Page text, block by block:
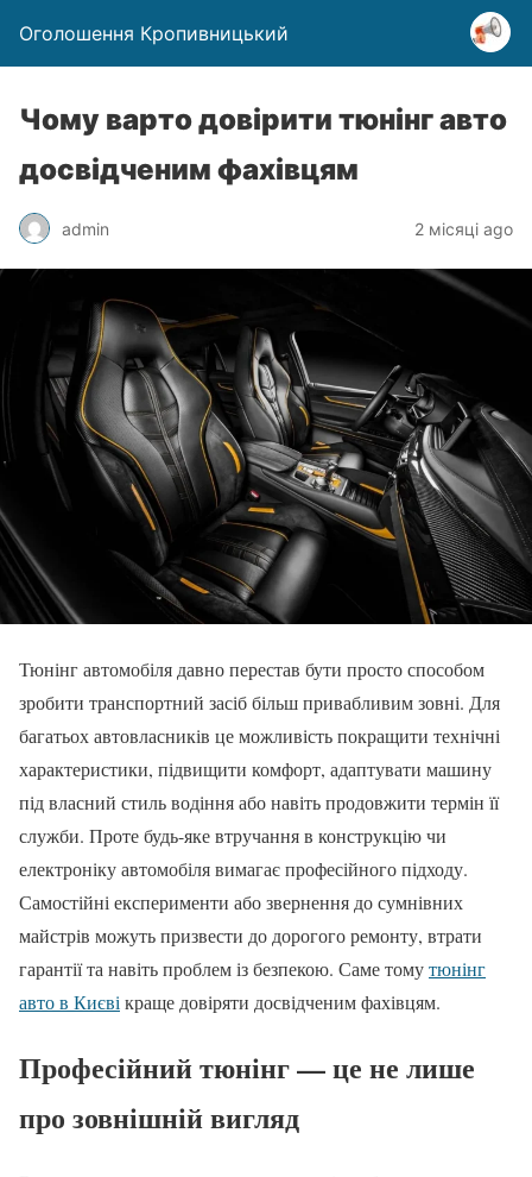
Оголошення Кропивницький
Чому варто довірити тюнінг авто
досвідченим фахівцям
admin 2 місяці ago
Тюнінг автомобіля давно перестав бути просто способом
зробити транспортний засіб більш привабливим зовні. Для
багатьох автовласників це можливість покращити технічні
характеристики, підвищити комфорт, адаптувати машину
під власний стиль водіння або навіть продовжити термін її
служби. Проте будь-яке втручання в конструкцію чи
електроніку автомобіля вимагає професійного підходу.
Самостійні експерименти або звернення до сумнівних
майстрів можуть призвести до дорогого ремонту, втрати
гарантії та навіть проблем із безпекою. Саме томутюнінг
авто в Києві краще довіряти досвідченим фахівцям.
Професійний тюнінг — це не лише
про зовнішній вигляд